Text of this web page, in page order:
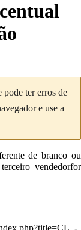
pode ter erros de
e use a
de branco ou
vendedorfor